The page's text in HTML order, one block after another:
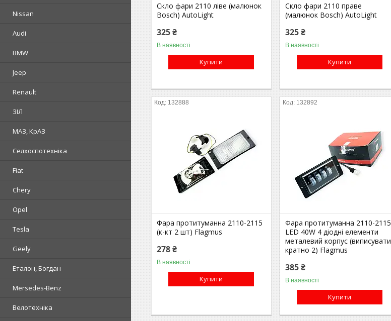
Nissan
Audi
BMW
Jeep
Renault
ЗІЛ
МАЗ, КрАЗ
Селхоспотехніка
Fiat
Chery
Opel
Tesla
Geely
Еталон, Богдан
Mersedes-Benz
Велотехніка
Скло фари 2110 ліве (малюнок
Bosch) AutoLight
325 ₴
В наявності
Купити
Скло фари 2110 праве
(малюнок Bosch) AutoLight
325 ₴
В наявності
Купити
132888
Фара протитуманна 2110-2115
(к-кт 2 шт) Flagmus
278 ₴
В наявності
Купити
132892
Фара протитуманна 2110-2115
LED 40W 4 діодні елементи
металевий корпус (виписувати
кратно 2) Flagmus
385 ₴
В наявності
Купити